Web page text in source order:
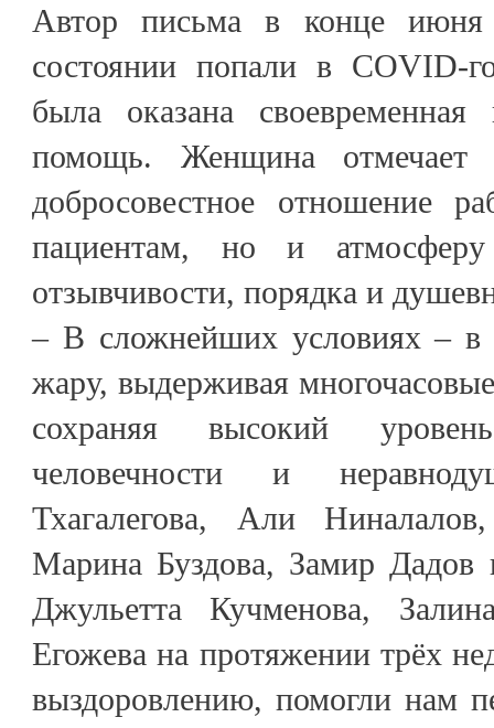
Автор письма в конце
состоянии попали в
была оказана своевременная
помощь. Женщина отмечает
добросовестное отношение
пациентам, но и атмосферу
отзывчивости, порядка и
– В сложнейших условиях – в
жару, выдерживая
сохраняя высокий
человечности и
Тхагалегова, Али
Марина Буздова, Замир Дадов
Джульетта Кучменова,
Егожева на протяжении трёх
выздоровлению, помогли нам